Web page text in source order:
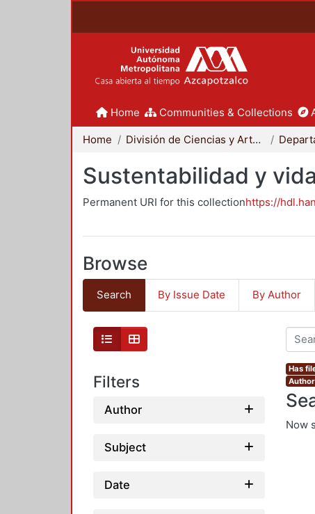
Home Communities & Collections
Home División de Ciencias y Artes para el Diseño
Sustentabilidad y
Permanent URI for this collectionhttps://
Browse
Search By Issue Date By Author
Filters
Author
Subject
Date
Has
Now